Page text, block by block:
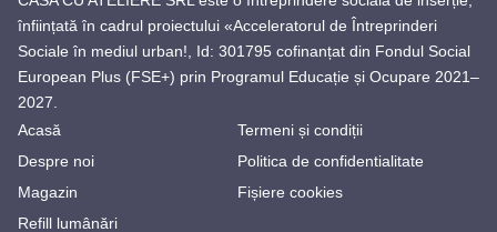
înființată în cadrul proiectului «Acceleratorul de Întreprinderi
Sociale în mediul urban!, Id: 301795 cofinanțat din Fondul Social
European Plus (FSE+) prin Programul Educație și Ocupare 2021–
2027.
Acasă
Despre noi
Magazin
Refill lumânări
Termeni și condiții
Politica de confidentialitate
Fișiere cookies